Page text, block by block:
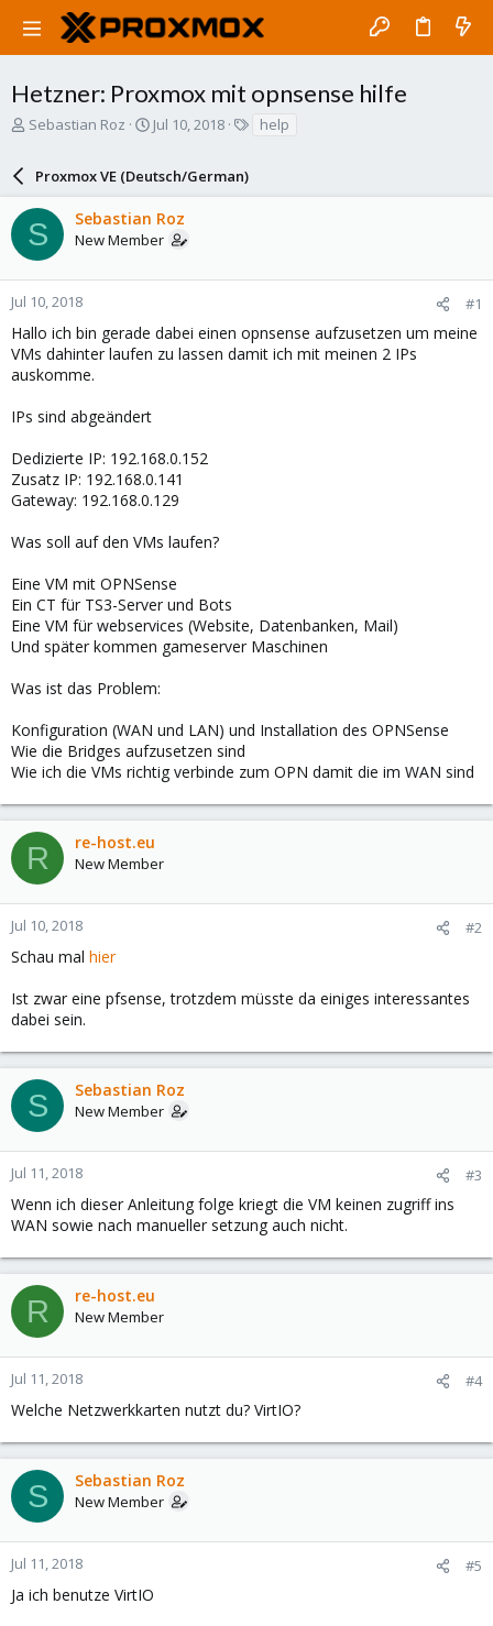
Hetzner: Proxmox mit opnsense hilfe
T
a
d
s
t
a
r
e
r
Sebastian Roz
S
r
t
d
a
e
Jul 10, 2018 help
Proxmox VE (Deutsch/German)
S Sebastian Roz
New Member
Jul 10, 2018 #1
Hallo ich bin gerade dabei einen opnsense aufzusetzen um meine
VMs dahinter laufen zu lassen damit ich mit meinen 2 IPs
auskomme.
IPs sind abgeändert
Dedizierte IP: 192.168.0.152
Zusatz IP: 192.168.0.141
Gateway: 192.168.0.129
Was soll auf den VMs laufen?
Eine VM mit OPNSense
Ein CT für TS3-Server und Bots
Eine VM für webservices (Website, Datenbanken, Mail)
Und später kommen gameserver Maschinen
Was ist das Problem:
Konfiguration (WAN und LAN) und Installation des OPNSense
Wie die Bridges aufzusetzen sind
Wie ich die VMs richtig verbinde zum OPN damit die im WAN sind
R re-host.eu
New Member
Jul 10, 2018 #2
Schau mal hier
Ist zwar eine pfsense, trotzdem müsste da einiges interessantes
dabei sein.
S Sebastian Roz
New Member
Jul 11, 2018 #3
Wenn ich dieser Anleitung folge kriegt die VM keinen zugriff ins
WAN sowie nach manueller setzung auch nicht.
R re-host.eu
New Member
Jul 11, 2018 #4
Welche Netzwerkkarten nutzt du? VirtIO?
S Sebastian Roz
New Member
Jul 11, 2018 #5
Ja ich benutze VirtIO